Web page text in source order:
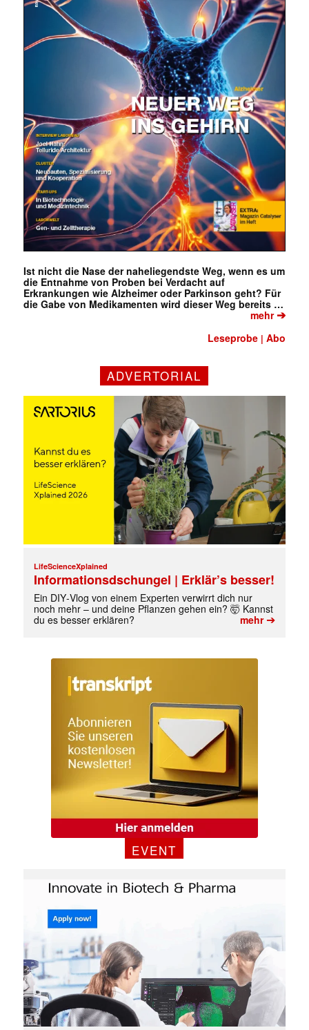
Ist nicht die Nase der naheliegendste Weg, wenn es um
die Entnahme von Proben bei Verdacht auf
Erkrankungen wie Alzheimer oder Parkinson geht? Für
die Gabe von Medikamenten wird dieser Weg bereits …
mehr➔
Leseprobe |Abo
ADVERTORIAL
LifeScienceXplained
Informationsdschungel | Erklär’s besser!
Ein DIY‑Vlog von einem Experten verwirrt dich nur
noch mehr – und deine Pflanzen gehen ein? 🤯 Kannst
du es besser erklären?
mehr➔
EVENT